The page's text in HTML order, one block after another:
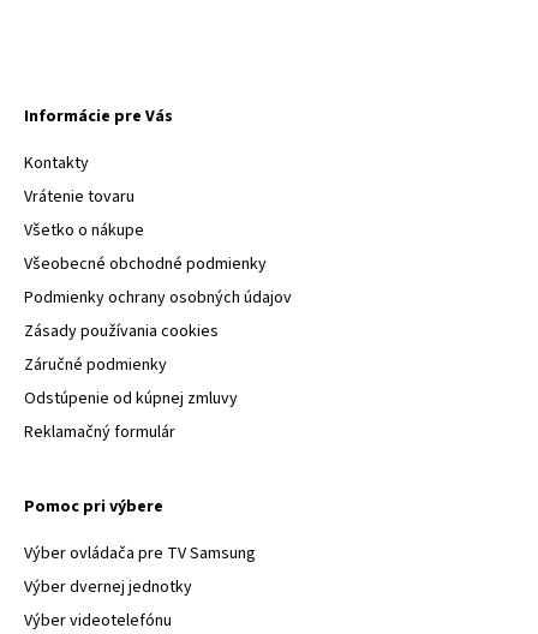
Informácie pre Vás
Kontakty
Vrátenie tovaru
Všetko o nákupe
Všeobecné obchodné podmienky
Podmienky ochrany osobných údajov
Zásady používania cookies
Záručné podmienky
Odstúpenie od kúpnej zmluvy
Reklamačný formulár
Pomoc pri výbere
Výber ovládača pre TV Samsung
Výber dvernej jednotky
Výber videotelefónu